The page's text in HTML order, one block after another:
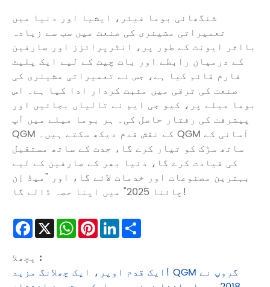
شنگھائی بوما فیئر، ایشیا اور دنیا میں
تعمیراتی مشینری کی صنعت میں سب سے زیادہ
بااثر ایونٹ کے طور پر، انٹرپرائزز اور صارفین
کے درمیان رابطے اور بات چیت کے لیے ایک پلیٹ
فارم قائم کیا ہے، جس نے تعمیراتی مشینری کی
صنعت کی ترقی میں مثبت کردار ادا کیا ہے۔ اس
بوما میلے پر، کیو جی ایم نے تالیاں بجائیں اور
پیشرفت کی رفتار حاصل کی۔ ہر بوما میلے میں آپ
QGM کے نقش قدم دیکھ سکتے ہیں۔ QGM آسانی کے
ساتھ سڑک کو تیار کرے گا، جدت کے ساتھ مستقبل
کی قیادت کرے گا، دنیا بھر کے صارفین کے لیے
بہترین مصنوعات اور خدمات لائے گا، اور "میڈ اِن
چائنا 2025" میں اپنا حصہ ڈالے گا!
Facebook
X WhatsApp
PinterestLinkedIn
پچھلا :
ایک قدم اوپر، ایک چھلانگ مزید! QGM گروپ نے